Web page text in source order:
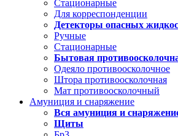
Стационарные
Для корреспонденции
Детекторы опасных
Ручные
Стационарные
Бытовая
Одеяло противоосколочное
Штора противоосколочная
Мат противоосколочный
Амуниция и снаряжение
Вся амуниция и
Щиты